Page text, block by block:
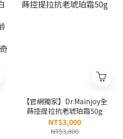
【官網獨家】Dr.Mainjoy全
蒔控提拉抗老琥珀霜50g
NT$3,000
NT$3,800